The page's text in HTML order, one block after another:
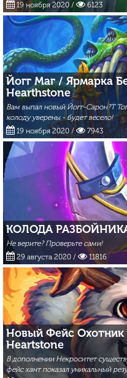
19 ноября 2020 / 6123
Йогг Маг / Ярмарка
Hearthstone
Вам выпал новый Йогг-Сарон?Т
колоду уверены - будет весело!
19 ноября 2020/ 7943
КОЛОДА
Не верите? Проверьте сами!
29 августа 2020 / 11816
Новый Фейс Охотник
Heartstone
В дополнении Некроситет
фейс хант показал уникальный